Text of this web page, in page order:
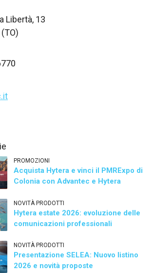
Libertà, 13
PROMOZIONI
Acquista Hytera e vinci il PMRExpo di
Colonia con Advantec e Hytera
NOVITÀ PRODOTTI
Hytera estate 2026: evoluzione delle
comunicazioni professionali
NOVITÀ PRODOTTI
Presentazione SELEA: Nuovo listino
2026 e novità proposte